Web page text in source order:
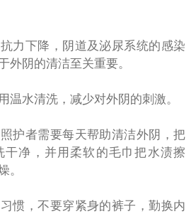
力下降，阴道及泌尿系统的感染
外阴的清洁至关重要。
温水清洗，减少对外阴的刺激。
护者需要每天帮助清洁外阴，把
干净，并用柔软的毛巾把水渍擦
。
惯，不要穿紧身的裤子，勤换内